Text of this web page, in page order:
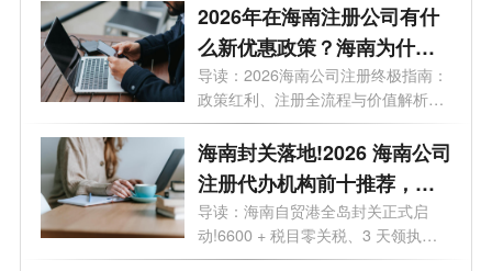
2026年在海南注册公司有什
么新优惠政策？海南为什么
是块宝地？
导读：2026海南公司注册终极指南：
政策红利、注册全流程与价值解析。
2026年...
海南封关落地!2026 海南公司
注册代办机构前十推荐，海
口 / 三亚营业执照代办选这些
不踩坑
导读：海南自贸港全岛封关正式启
动!6600 + 税目零关税、3 天领执
照、15% 企业...